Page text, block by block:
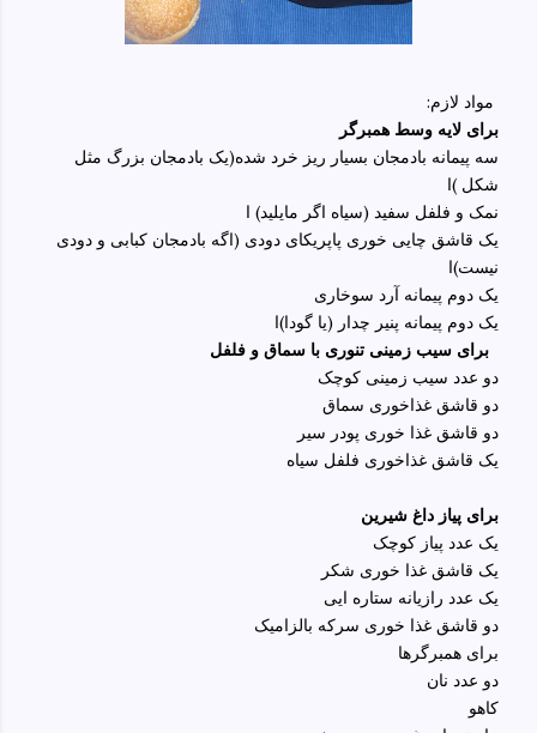
برای لایه وسط همبرگر
سه پیمانه بادمجان بسیار ریز خرد شده(یک بادمجان بزرگ مثل
شکل )ا
نمک و فلفل سفید (سیاه اگر مایلید) ا
یک قاشق چایی خوری پاپریکای دودی (اگه بادمجان کبابی و دودی
نیست)ا
یک دوم پیمانه آرد سوخاری
یک دوم پیمانه پنیر چدار (یا گودا)ا
برای سیب زمینی تنوری با سماق و فلفل
دو عدد سیب زمینی کوچک
دو قاشق غذاخوری سماق
دو قاشق غذا خوری پودر سیر
یک قاشق غذاخوری فلفل سیاه
برای پیاز داغ شیرین
یک عدد پیاز کوچک
یک قاشق غذا خوری شکر
یک عدد رازیانه ستاره ایی
دو قاشق غذا خوری سرکه بالزامیک
برای همبرگرها
دو عدد نان
کاهو